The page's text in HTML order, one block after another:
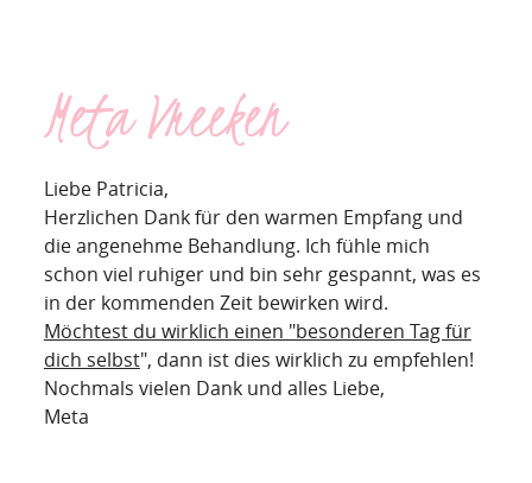
Meta Vreeken
Liebe Patricia,
Herzlichen Dank für den warmen Empfang und
die angenehme Behandlung. Ich fühle mich
schon viel ruhiger und bin sehr gespannt, was es
in der kommenden Zeit bewirken wird.
Möchtest du wirklich einen "besonderen Tag für
dich selbst", dann ist dies wirklich zu empfehlen!
Nochmals vielen Dank und alles Liebe,
Meta